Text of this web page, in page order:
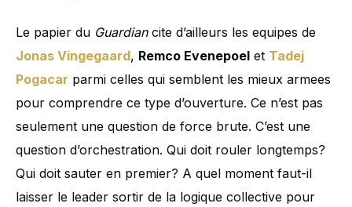
Le papier du Guardiancite d’ailleurs les equipes de
Jonas Vingegaard, Remco Evenepoel et Tadej
Pogacar parmi celles qui semblent les mieux armees
pour comprendre ce type d’ouverture. Ce n’est pas
seulement une question de force brute. C’est une
question d’orchestration. Qui doit rouler longtemps?
Qui doit sauter en premier? A quel moment faut-il
laisser le leader sortir de la logique collective pour